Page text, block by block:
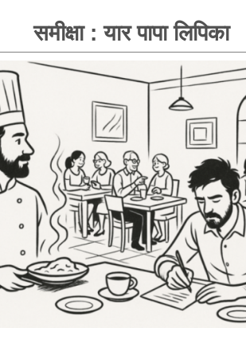
समीक्षा : यार पापा लिपिका